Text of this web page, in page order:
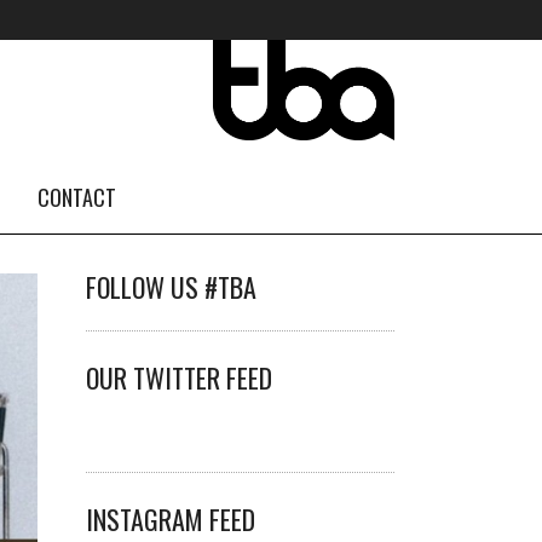
CONTACT
FOLLOW US #TBA
OUR TWITTER FEED
INSTAGRAM FEED